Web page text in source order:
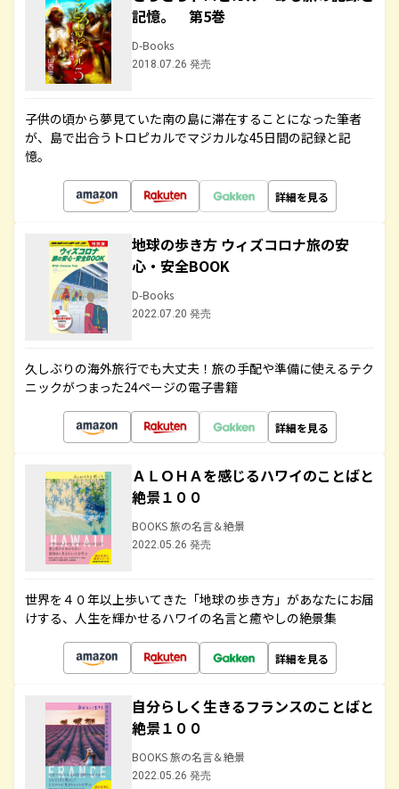
記憶。 第5巻
D-Books
2018.07.26 発売
子供の頃から夢見ていた南の島に滞在することになった筆者
が、島で出合うトロピカルでマジカルな45日間の記録と記
憶。
詳細を見る
地球の歩き方 ウィズコロナ旅の安
心・安全BOOK
D-Books
2022.07.20 発売
久しぶりの海外旅行でも大丈夫！旅の手配や準備に使えるテク
ニックがつまった24ページの電子書籍
詳細を見る
ＡＬＯＨＡを感じるハワイのことばと
絶景１００
BOOKS 旅の名言＆絶景
2022.05.26 発売
世界を４０年以上歩いてきた「地球の歩き方」があなたにお届
けする、人生を輝かせるハワイの名言と癒やしの絶景集
詳細を見る
自分らしく生きるフランスのことばと
絶景１００
BOOKS 旅の名言＆絶景
2022.05.26 発売